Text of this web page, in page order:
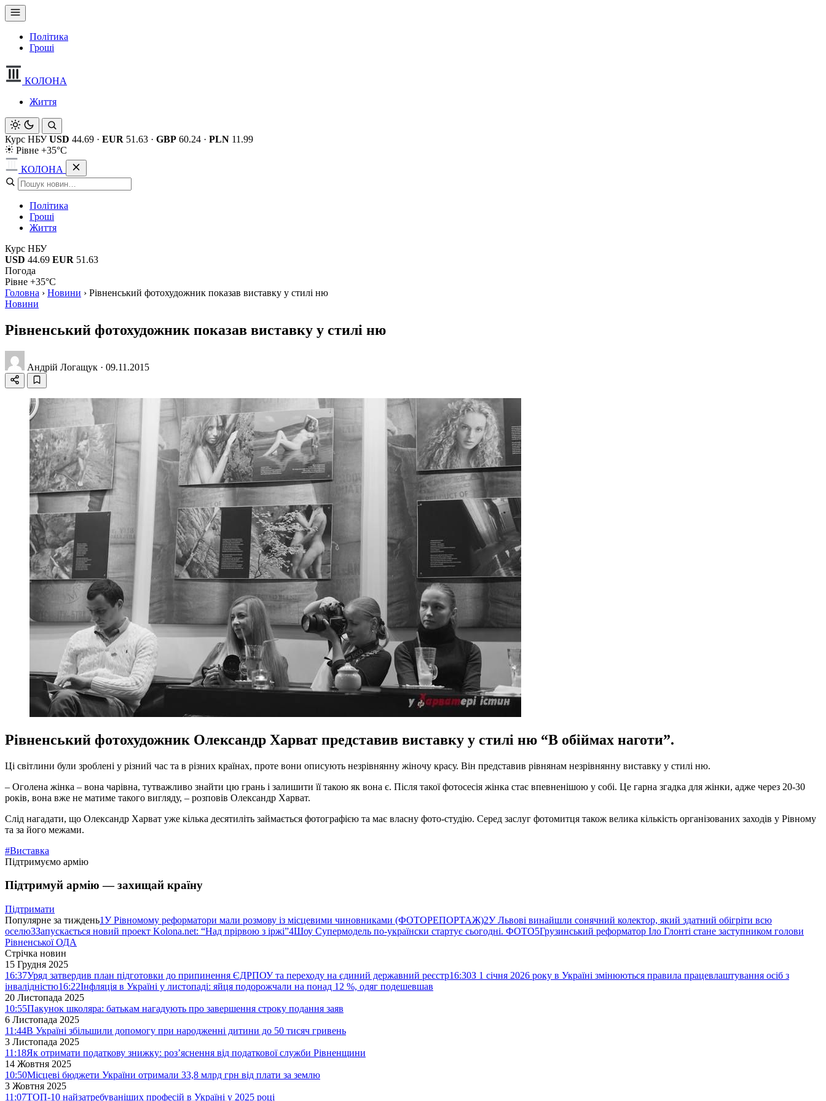
Політика
Гроші
КОЛОНА
Життя
Курс НБУ USD 44.69 · EUR 51.63 · GBP 60.24 · PLN 11.99
Рівне +35°C
КОЛОНА
Політика
Гроші
Життя
Курс НБУ
USD 44.69 EUR 51.63
Погода
Рівне +35°C
Головна › Новини › Рівненський фотохудожник показав виставку у стилі ню
Новини
Рівненський фотохудожник показав виставку у стилі ню
Андрій Логащук · 09.11.2015
Рівненський фотохудожник Олександр Харват представив виставку у стилі ню “В обіймах наготи”.
Ці світлини були зроблені у різний час та в різних країнах, проте вони описують незрівнянну жіночу красу. Він представив рівнянам незрівнянну виставку у стилі ню.
– Оголена жінка – вона чарівна, тутважливо знайти цю грань і залишити її такою як вона є. Після такої фотосесія жінка стає впевненішою у собі. Це гарна згадка для жінки, адже через 20-30
років, вона вже не матиме такого вигляду, – розповів Олександр Харват.
Слід нагадати, що Олександр Харват уже кілька десятиліть займається фотографією та має власну фото-студію. Серед заслуг фотомитця також велика кількість організованих заходів у Рівному
та за його межами.
#Виставка
Підтримуємо армію
Підтримуй армію — захищай країну
Підтримати
Популярне за тиждень1У Рівномому реформатори мали розмову із місцевими чиновниками (ФОТОРЕПОРТАЖ)2У Львові винайшли сонячний колектор, який здатний обігріти всю
оселю3Запускається новий проект Kolona.net: “Над прірвою з іржі”4Шоу Супермодель по-українски стартує сьогодні. ФОТО5Грузинський реформатор Іло Глонті стане заступником голови
Рівненської ОДА
Стрічка новин
15 Грудня 2025
16:37Уряд затвердив план підготовки до припинення ЄДРПОУ та переходу на єдиний державний реєстр16:30З 1 січня 2026 року в Україні змінюються правила працевлаштування осіб з
інвалідністю16:22Інфляція в Україні у листопаді: яйця подорожчали на понад 12 %, одяг подешевшав
20 Листопада 2025
10:55Пакунок школяра: батькам нагадують про завершення строку подання заяв
6 Листопада 2025
11:44В Україні збільшили допомогу при народженні дитини до 50 тисяч гривень
3 Листопада 2025
11:18Як отримати податкову знижку: роз’яснення від податкової служби Рівненщини
14 Жовтня 2025
10:50Місцеві бюджети України отримали 33,8 млрд грн від плати за землю
3 Жовтня 2025
11:07ТОП-10 найзатребуваніших професій в Україні у 2025 році